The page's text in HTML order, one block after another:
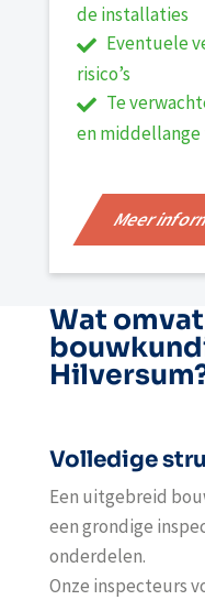
de installaties
Eventuele
risico’s
Te
en
Meer
Wat
Volledige
Een uitgebreid
een grondige
onderdelen.
Onze inspecteurs